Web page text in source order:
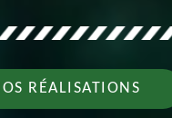
RÉALISATIONS